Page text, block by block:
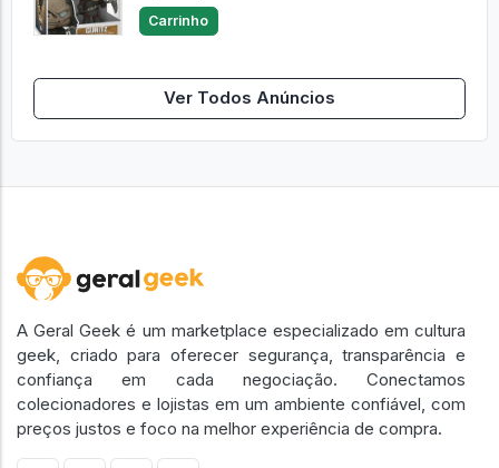
Carrinho
Ver Todos Anúncios
A Geral Geek é um marketplace especializado em cultura
geek, criado para oferecer segurança, transparência e
confiança em cada negociação. Conectamos
colecionadores e lojistas em um ambiente confiável, com
preços justos e foco na melhor experiência de compra.